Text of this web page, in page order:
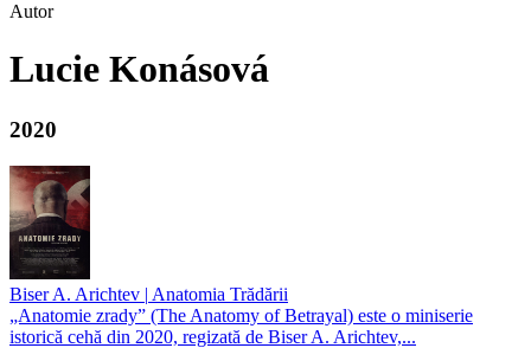
Autor
Lucie Konásová
2020
Biser A. Arichtev | Anatomia Trădării
„Anatomie zrady” (The Anatomy of Betrayal) este o miniserie
istorică cehă din 2020, regizată de Biser A. Arichtev,...